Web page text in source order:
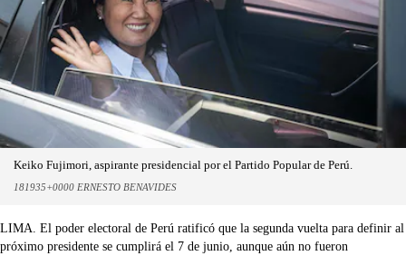
Keiko Fujimori, aspirante presidencial por el Partido Popular de Perú.
181935+0000 ERNESTO BENAVIDES
LIMA. El poder electoral de Perú ratificó que la segunda vuelta para definir al
próximo presidente se cumplirá el 7 de junio, aunque aún no fueron